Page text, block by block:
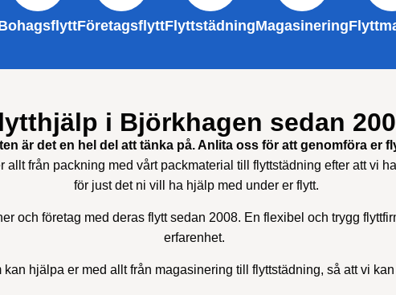
FöretagsflyttFlyttstädningMagasinering
i Björkhagen sedan
är det en hel del att tänka på. Anlita oss för att genomföra er
från packning med vårt packmaterial till flyttstädning efter att vi
för just det ni vill ha hjälp med under er flytt.
och företag med deras flytt sedan 2008. En flexibel och trygg
erfarenhet.
kan hjälpa er med allt från magasinering till flyttstädning, så att vi